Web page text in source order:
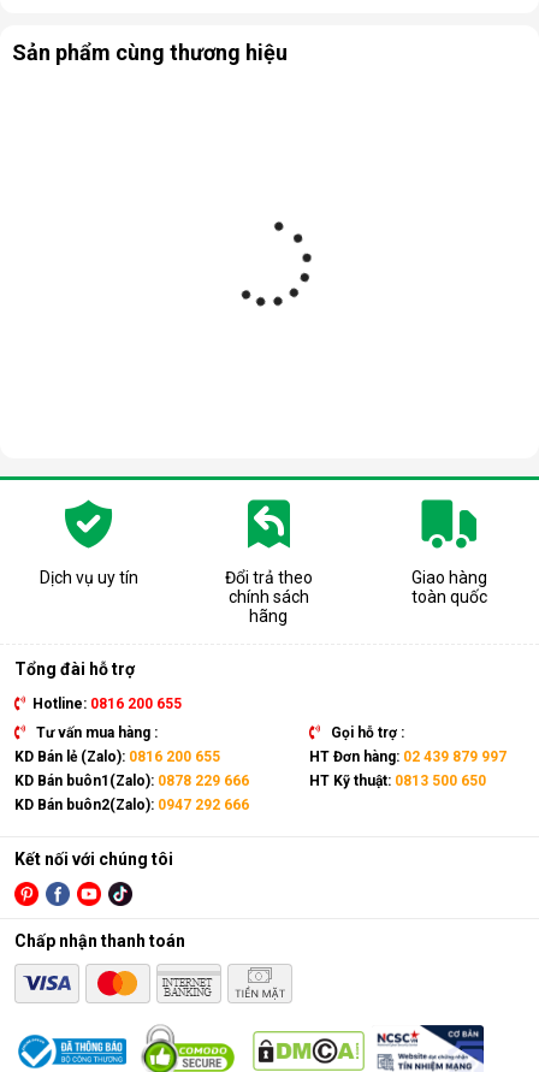
- Digi-Cabi DHC-350 sử dụng nguồn điện 1 pha, nguồn điện
sinh hoạt thông dụng với mức điện áp 110 V – 220 V. Được
đánh giá cao với khả năng xử lý ẩm nhanh chóng, ổn định, liên
- Sử dụng công nghệ IC để hút ẩm, giúp hiệu quả hút ẩm tăng
gấp 10 lần so với các sản phẩm tủ chống ẩm công nghệ cũ.
Hiệu quả hút ẩm nhanh chóng và vượt trội trong phạm vi
khống chế từ 35% – 60%.
- Digi-Cabi DHC-350 có dung tích chứa lớn lên đến 350 lít,
giúp cho thiết bị chứa được nhiều đồ đạc hơn, giúp người
- Bảng điều khiển điện tử lắp đặt bên ngoài thiết bị, giúp
người dùng dễ dàng quan sát và vận hành. Có ổ khóa đảm bảo
an toàn cho các thiết bị bên trong. Thiết kế gọn gàng, tinh tế,
phù hợp sử dụng ở nhiều khu vực khác nhau.
Sản phẩm cùng thương hiệu
Dịch vụ uy tín
Đổi trả theo
chính sách
hãng
Giao hàng
toàn quốc
Tổng đài hỗ trợ
Hotline: 0816 200 655
Tư vấn mua hàng :
KD Bán lẻ (Zalo): 0816 200 655
KD Bán buôn1(Zalo): 0878 229 666
KD Bán buôn2(Zalo): 0947 292 666
Gọi hỗ trợ :
HT Đơn hàng: 02 439 879 997
HT Kỹ thuật: 0813 500 650
Kết nối với chúng tôi
Chấp nhận thanh toán